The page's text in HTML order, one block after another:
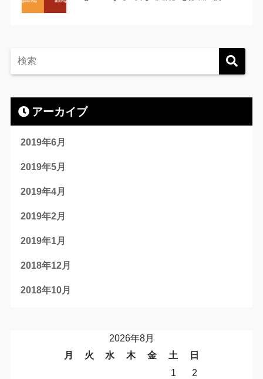
アーカイブ
2019年6月
2019年5月
2019年4月
2019年2月
2019年1月
2018年12月
2018年10月
2026年8月
月
火 水 木 金 土 日
1
2